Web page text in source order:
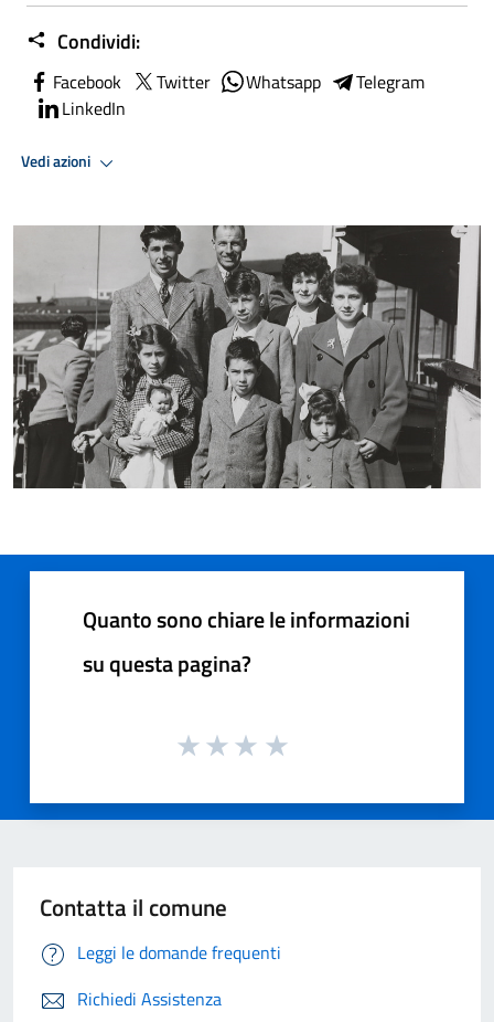
Condividi:
Facebook Twitter Whatsapp
Telegram
LinkedIn
Vedi azioni
Quanto sono chiare le informazioni
su questa pagina?
Contatta il comune
Leggi le domande frequenti
Richiedi Assistenza